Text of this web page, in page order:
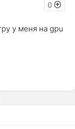
0
у меня на gpu